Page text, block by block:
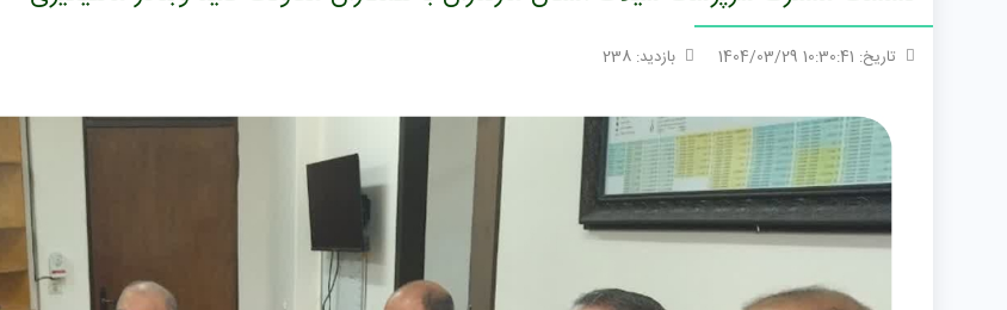
تاریخ: 10:30:41 1404/03/29 بازدید: 238